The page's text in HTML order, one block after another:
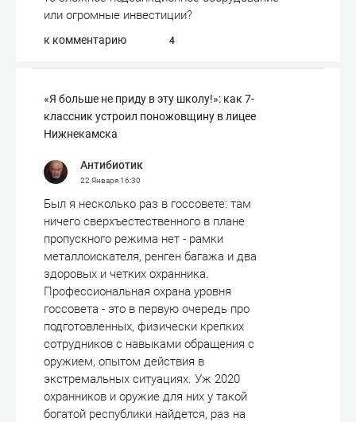
или огромные инвестиции?
к комментарию 4
«Я больше не приду в эту школу!»: как 7-
классник устроил поножовщину в лицее
Нижнекамска
Антибиотик
22 Января16:30
Был я несколько раз в госсовете: там
ничего сверхъестественного в плане
пропускного режима нет - рамки
металлоискателя, ренген багажа и два
здоровых и четких охранника.
Профессиональная охрана уровня
госсовета - это в первую очередь про
подготовленных, физически крепких
сотрудников с навыками обращения с
оружием, опытом действия в
экстремальных ситуациях. Уж 2020
охранников и оружие для них у такой
богатой республики найдется, раз на